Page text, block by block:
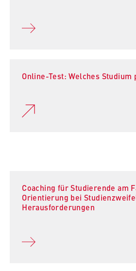
Online-Test: Welches Studium
Coaching für Studierende am
Orientierung bei
Herausforderungen